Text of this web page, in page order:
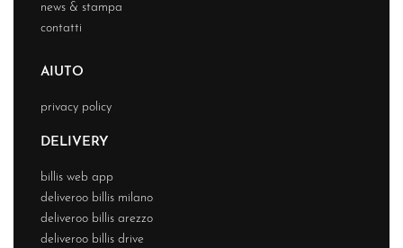
news & stampa
contatti
AIUTO
privacy policy
DELIVERY
billis web app
deliveroo billis milano
deliveroo billis arezzo
deliveroo billis drive